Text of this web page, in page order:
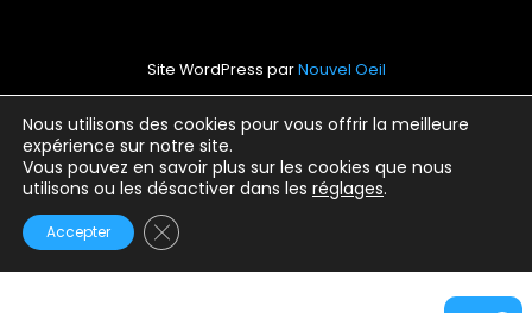
Nous utilisons des cookies pour vous offrir la meilleure
expérience sur notre site.
Vous pouvez en savoir plus sur les cookies que nous
utilisons ou les désactiver dans les réglages.
Accepter Fermer la bannière des cookies GDPR
Site WordPress parNouvel Oeil
Mentions légales
Conditions générales d’utilisation
Politique de confidentialité